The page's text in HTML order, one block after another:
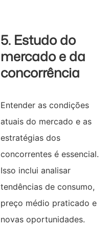
5. Estudo do
mercado e da
concorrência
Entender as condições
atuais do mercado e as
estratégias dos
concorrentes é essencial.
Isso inclui analisar
tendências de consumo,
preço médio praticado e
novas oportunidades.